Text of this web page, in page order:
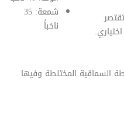
شمعة: 35
ناخباً
المختلطة وفيها